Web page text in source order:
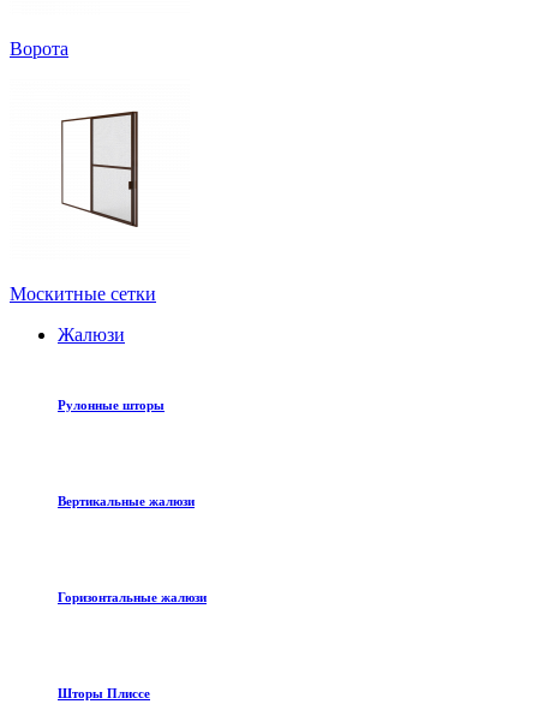
Ворота
Москитные сетки
Жалюзи
Рулонные шторы
Вертикальные жалюзи
Горизонтальные жалюзи
Шторы Плиссе